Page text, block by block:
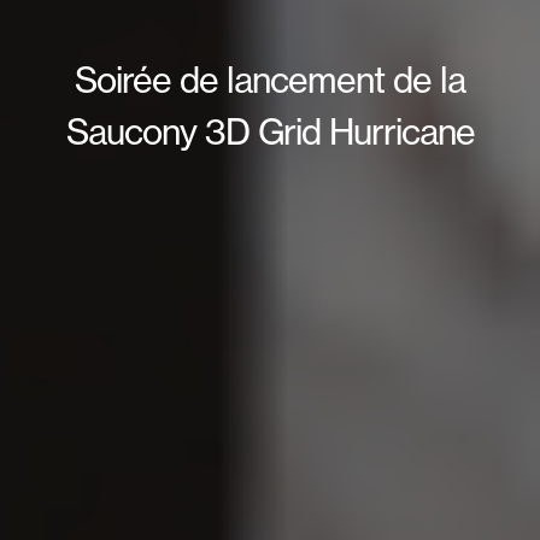
Soirée de lancement de la
Saucony 3D Grid Hurricane